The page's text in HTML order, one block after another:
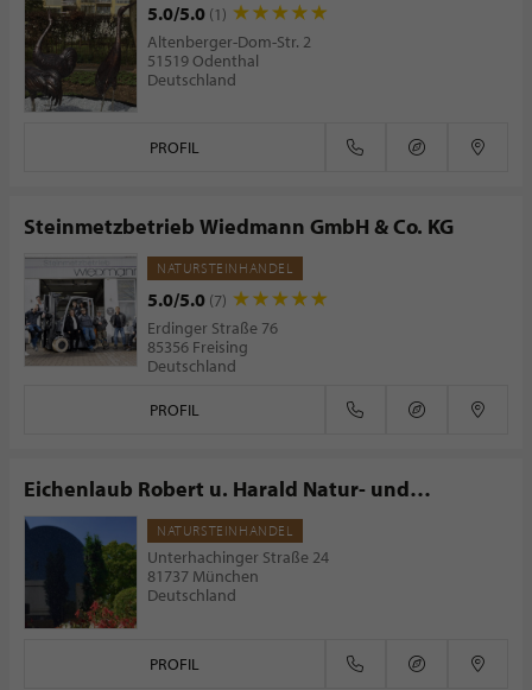
5.0/5.0 (1)
Altenberger-Dom-Str. 2
51519 Odenthal
Deutschland
PROFIL
Steinmetzbetrieb Wiedmann GmbH & Co. KG
NATURSTEINHANDEL
5.0/5.0 (7)
Erdinger Straße 76
85356 Freising
Deutschland
PROFIL
Eichenlaub Robert u. Harald Natur- und
Grabsteine
NATURSTEINHANDEL
Unterhachinger Straße 24
81737 München
Deutschland
PROFIL